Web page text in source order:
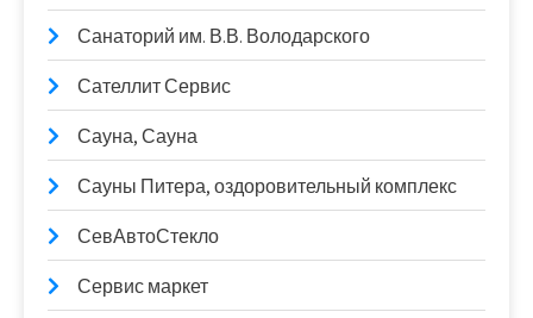
Санаторий им. В.В. Володарского
Сателлит Сервис
Сауна, Сауна
Сауны Питера, оздоровительный комплекс
СевАвтоСтекло
Сервис маркет